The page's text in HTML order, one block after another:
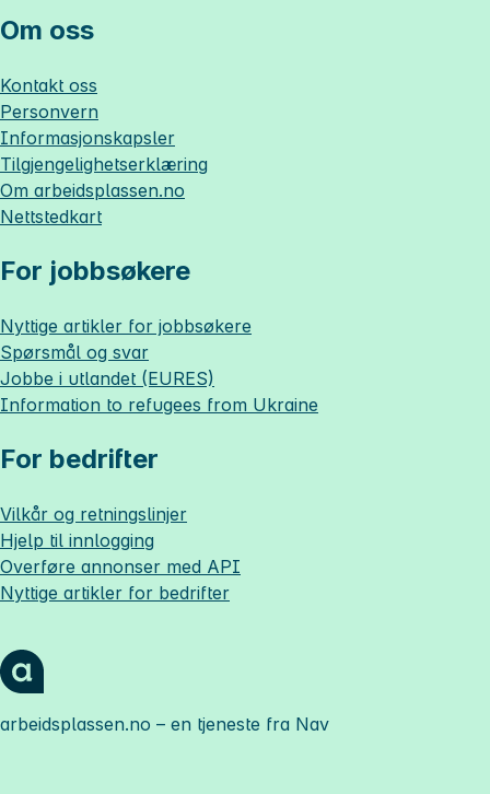
Om oss
Kontakt oss
Personvern
Informasjonskapsler
Tilgjengelighetserklæring
Om arbeidsplassen.no
Nettstedkart
For jobbsøkere
Nyttige artikler for jobbsøkere
Spørsmål og svar
Jobbe i utlandet (EURES)
Information to refugees from Ukraine
For bedrifter
Vilkår og retningslinjer
Hjelp til innlogging
Overføre annonser med API
Nyttige artikler for bedrifter
arbeidsplassen.no – en tjeneste fra Nav